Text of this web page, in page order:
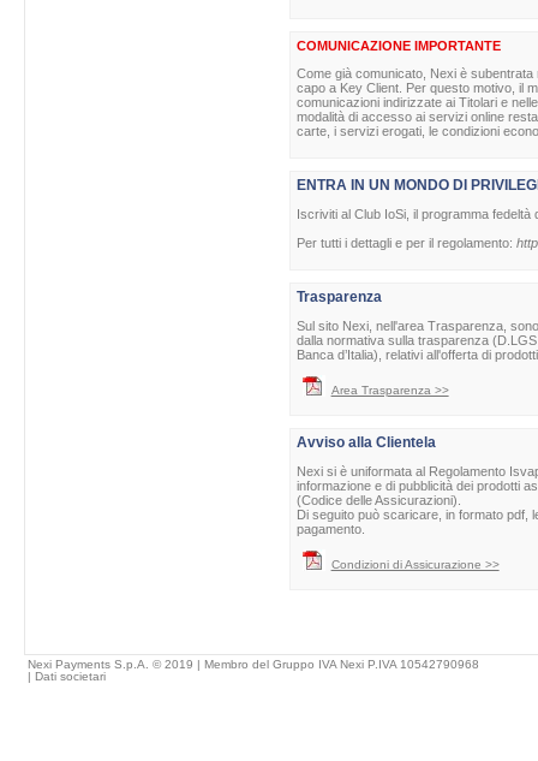
COMUNICAZIONE IMPORTANTE
Come già comunicato, Nexi è
capo a Key Client. Per questo motivo, il
comunicazioni indirizzate ai Titolari e
modalità di accesso ai servizi online
carte, i servizi erogati, le condizioni
ENTRA IN UN MONDO DI
Iscriviti al Club IoSi, il programma
Per tutti i dettagli e per il regolamento:
Trasparenza
Sul sito Nexi, nell'area Trasparenza,
dalla normativa sulla trasparenza
Banca d’Italia), relativi all'offerta di
Area Trasparenza >>
Avviso alla Clientela
Nexi si è uniformata al Regolamento
informazione e di pubblicità dei prodotti
(Codice delle Assicurazioni).
Di seguito può scaricare, in formato pdf,
pagamento.
Condizioni di Assicurazione >>
Nexi Payments S.p.A. © 2019 | Membro del Gruppo IVA Nexi P.IVA 10542790968
| Dati societari